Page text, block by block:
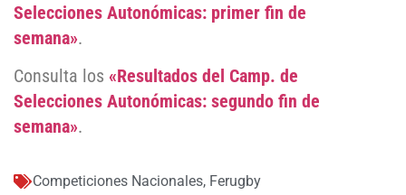
Selecciones Autonómicas: primer fin de
semana».
Consulta los «Resultados del Camp. de
Selecciones Autonómicas: segundo fin de
semana».
Competiciones Nacionales, Ferugby